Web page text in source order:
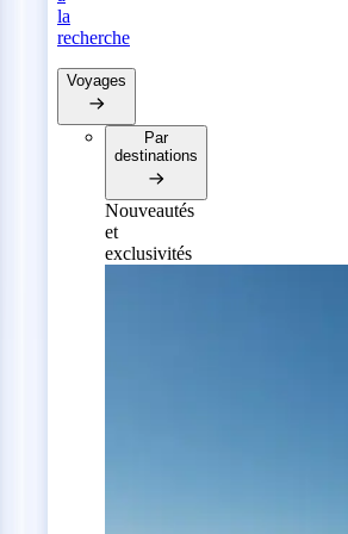
la
recherche
Voyages
Par
destinations
Nouveautés
et
exclusivités